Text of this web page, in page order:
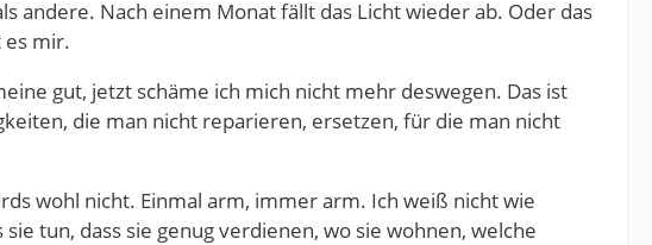
andere. Nach einem Monat fällt das Licht wieder ab. Oder das
es mir.
gut, jetzt schäme ich mich nicht mehr deswegen. Das ist
die man nicht reparieren, ersetzen, für die man nicht
wohl nicht. Einmal arm, immer arm. Ich weiß nicht wie
tun, dass sie genug verdienen, wo sie wohnen, welche